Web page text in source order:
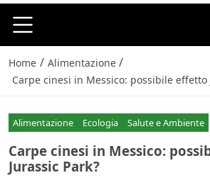
Home / Alimentazione /
Carpe cinesi in Messico: possibile effetto
Alimentazione Ecologia Salute e Ambiente
Carpe cinesi in Messico:
Jurassic Park?